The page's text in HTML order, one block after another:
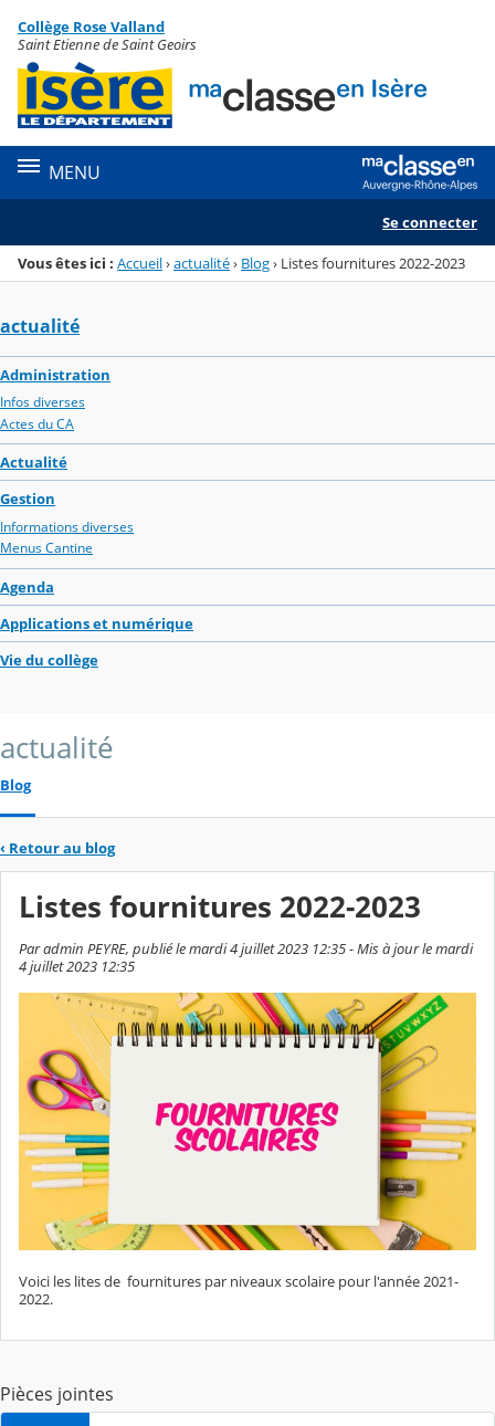
Menu de la rubrique
Contenu
Collège Rose Valland
Saint Etienne de Saint Geoirs
MENU
Se connecter
Vous êtes ici : Accueil›actualité› Blog› Listes fournitures 2022-2023
actualité
Administration
Infos diverses
Actes du CA
Actualité
Gestion
Informations diverses
Menus Cantine
Agenda
Applications et numérique
Vie du collège
actualité
Blog
‹ Retour au blog
Listes fournitures 2022-2023
Par admin PEYRE, publié le mardi 4 juillet 2023 12:35 - Mis à jour le mardi
4 juillet 2023 12:35
Voici les lites de fournitures par niveaux scolaire pour l'année 2021-
2022.
Pièces jointes